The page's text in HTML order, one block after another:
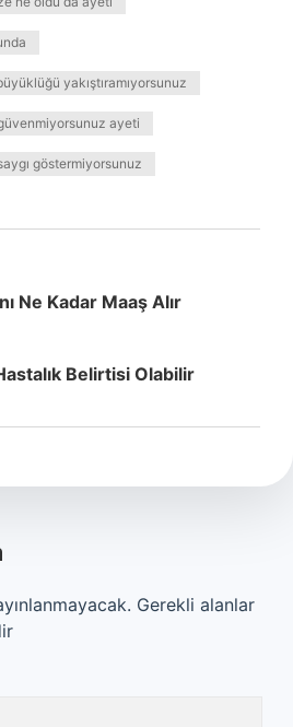
yakıştıramıyorsunuz
ayeti
göstermiyorsunuz
Ne Kadar Maaş Alır
Belirtisi Olabilir
Gerekli alanlar